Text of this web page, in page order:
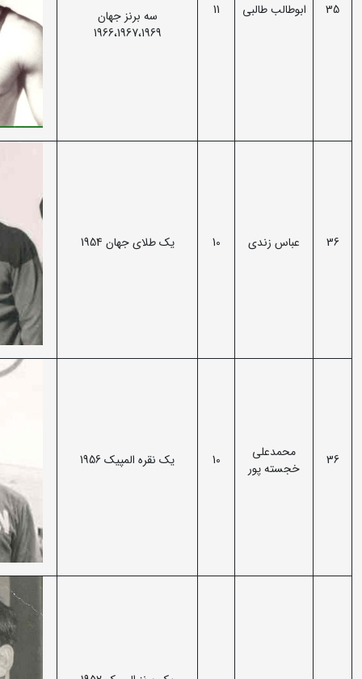
35 ابوطالب طالبی 11
سه برنز جهان
1966،1967،1969
36 عباس زندی 10 یک طلای جهان 1954
36
محمدعلی
خجسته پور
10 یک نقره المپیک 1956